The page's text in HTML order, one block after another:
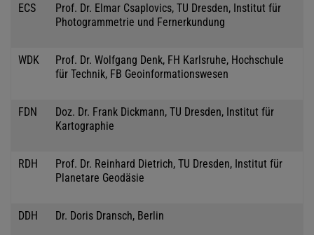
ECS
Prof. Dr. Elmar Csaplovics, TU Dresden, Institut für
Photogrammetrie und Fernerkundung
WDK
Prof. Dr. Wolfgang Denk, FH Karlsruhe, Hochschule
für Technik, FB Geoinformationswesen
FDN
Doz. Dr. Frank Dickmann, TU Dresden, Institut für
Kartographie
RDH
Prof. Dr. Reinhard Dietrich, TU Dresden, Institut für
Planetare Geodäsie
DDH Dr. Doris Dransch, Berlin